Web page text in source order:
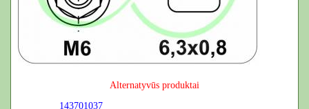
Alternatyvūs produktai
143701037